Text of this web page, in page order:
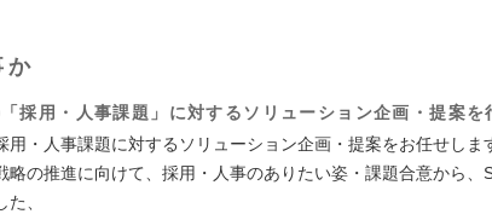
か
採用・人事課題」に対するソリューション企画・提案を
用・人事課題に対するソリューション企画・提案をお任せしま
略の推進に向けて、採用・人事のありたい姿・課題合意から、
た、